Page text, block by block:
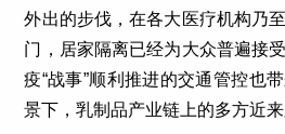
外出的步伐，在各大医疗机构乃
门，居家隔离已经为大众普遍接
疫“战事”顺利推进的交通管控也
景下，乳制品产业链上的多方近来